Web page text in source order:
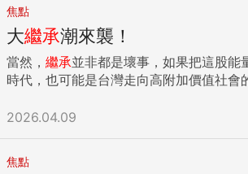
焦點
大繼承潮來襲！
當然， 繼承並非都是壞事，如果把這股能
時代，也可能是台灣走向高附加價值社會
2026.04.09
焦點